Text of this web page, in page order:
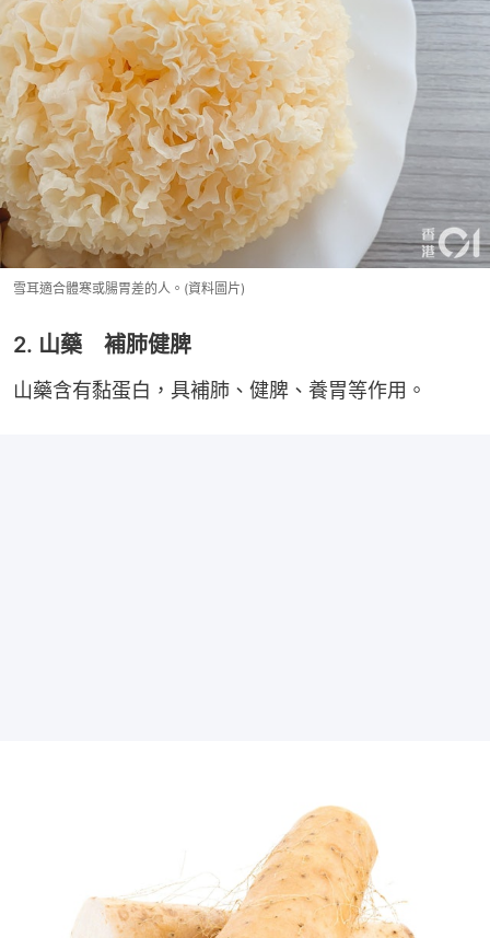
雪耳適合體寒或腸胃差的人。(資料圖片)
2. 山藥 補肺健脾
山藥含有黏蛋白，具補肺、健脾、養胃等作用。